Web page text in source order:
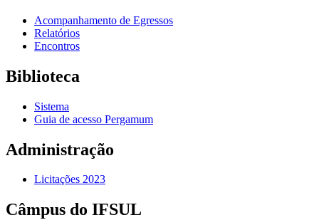
Acompanhamento de Egressos
Relatórios
Encontros
Biblioteca
Sistema
Guia de acesso Pergamum
Administração
Licitações 2023
Câmpus do IFSUL